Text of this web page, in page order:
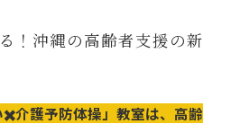
！沖縄の高齢者支援の新
介護予防体操」教室は、高齢